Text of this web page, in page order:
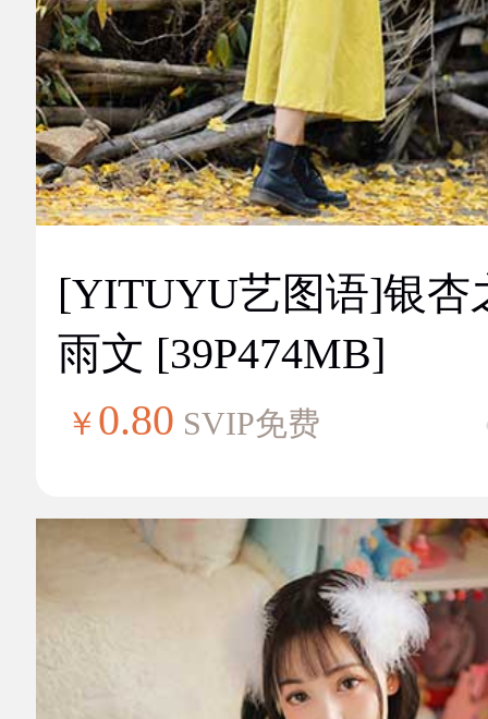
[YITUYU艺图语]银杏
雨文 [39P474MB]
￥ 0.80 SVIP免费